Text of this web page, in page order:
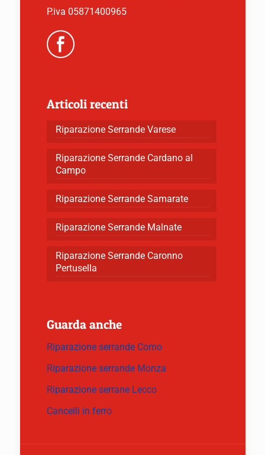
P.iva 05871400965
Articoli recenti
Riparazione Serrande Varese
Riparazione Serrande Cardano al
Campo
Riparazione Serrande Samarate
Riparazione Serrande Malnate
Riparazione Serrande Caronno
Pertusella
Guarda anche
Riparazione serrande Como
Riparazione serrande Monza
Riparazione serrane Lecco
Cancelli in ferro